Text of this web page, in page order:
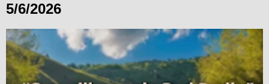
5/6/2026